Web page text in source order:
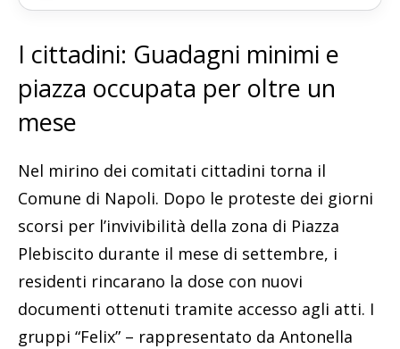
I cittadini: Guadagni minimi e
piazza occupata per oltre un
mese
Nel mirino dei comitati cittadini torna il
Comune di Napoli. Dopo le proteste dei giorni
scorsi per l’invivibilità della zona di Piazza
Plebiscito durante il mese di settembre, i
residenti rincarano la dose con nuovi
documenti ottenuti tramite accesso agli atti. I
gruppi “Felix” – rappresentato da Antonella